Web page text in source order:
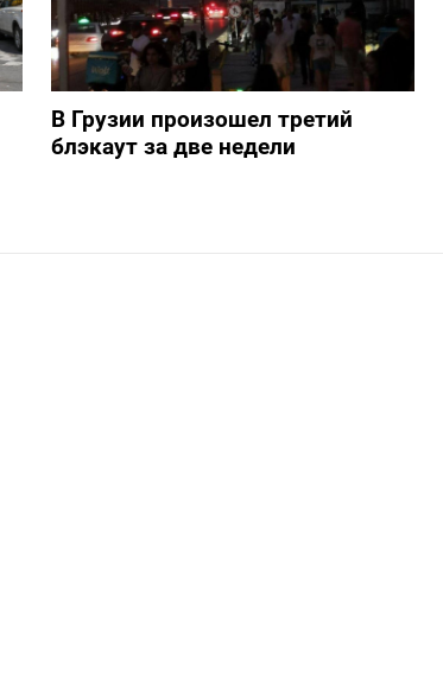
В Грузии произошел третий
блэкаут за две недели